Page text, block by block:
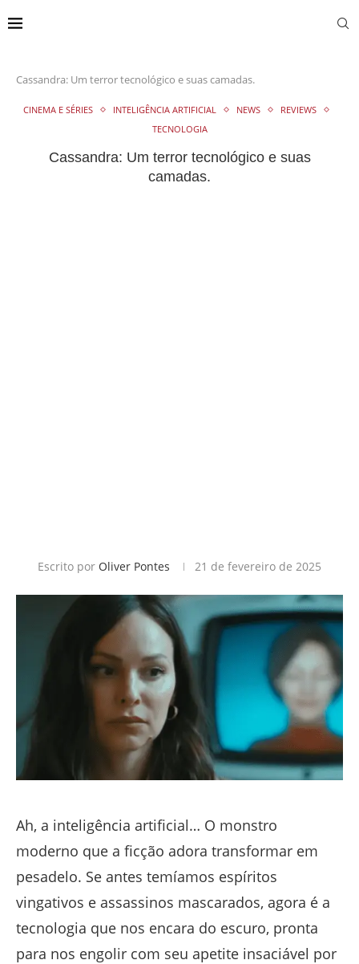
Cassandra: Um terror tecnológico e suas camadas.
CINEMA E SÉRIES INTELIGÊNCIA ARTIFICIAL NEWS
REVIEWS
TECNOLOGIA
Cassandra: Um terror tecnológico e suas
camadas.
Escrito por Oliver Pontes 21 de fevereiro de 2025
Ah, a inteligência artificial… O monstro
moderno que a ficção adora transformar em
pesadelo. Se antes temíamos espíritos
vingativos e assassinos mascarados, agora é a
tecnologia que nos encara do escuro, pronta
para nos engolir com seu apetite insaciável por